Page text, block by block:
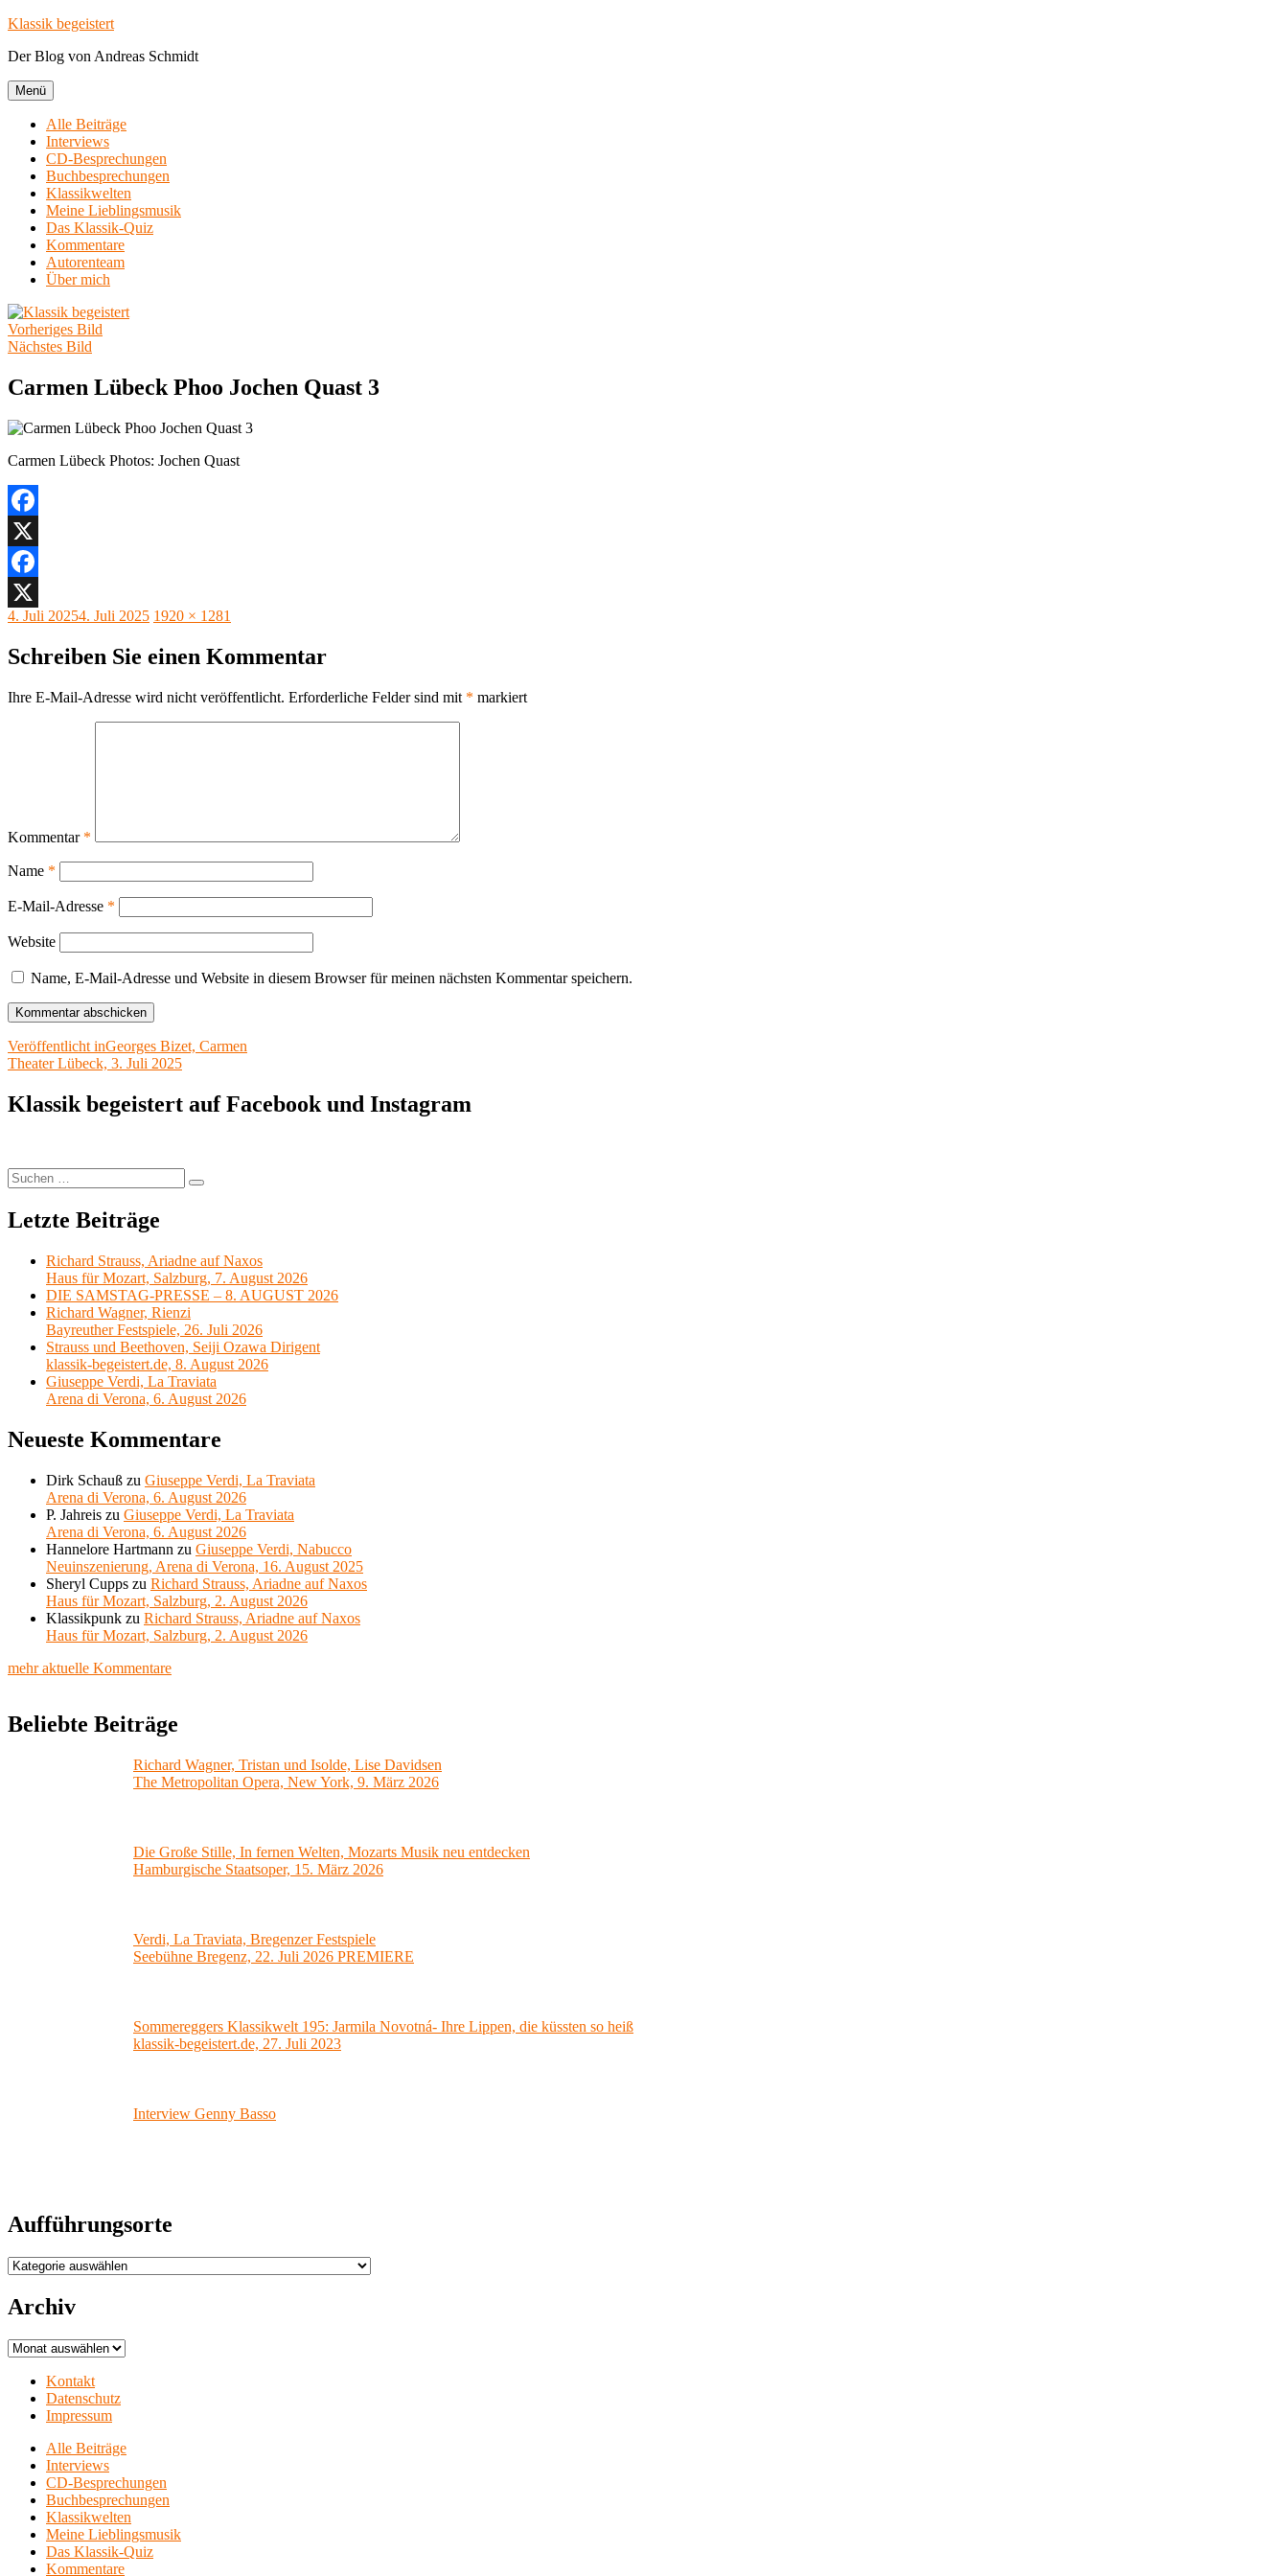
Zum
springen
Klassik begeistert
Der Blog von Andreas Schmidt
Menü
Alle Beiträge
Interviews
CD-Besprechungen
Buchbesprechungen
Klassikwelten
Meine Lieblingsmusik
Das Klassik-Quiz
Kommentare
Autorenteam
Über mich
Vorheriges Bild
Nächstes Bild
Carmen Lübeck Phoo Jochen Quast 3
Carmen Lübeck Photos: Jochen Quast
Facebook
X
Facebook
X
Veröffentlicht
4. Juli 20254. Juli 2025 Originalgröße
1920 × 1281
Schreiben Sie einen Kommentar
Ihre E-Mail-Adresse wird nicht veröffentlicht. Erforderliche Felder sind mit * markiert
Kommentar *
Name *
E-Mail-Adresse *
Website
Name, E-Mail-Adresse und Website in diesem Browser für meinen nächsten Kommentar speichern.
Beitragsnavigation
Veröffentlicht inGeorges Bizet, Carmen
Theater Lübeck, 3. Juli 2025
Klassik begeistert auf Facebook und Instagram
Suchen
nach:
Suchen
Letzte Beiträge
Richard Strauss, Ariadne auf Naxos
Haus für Mozart, Salzburg, 7. August 2026
DIE SAMSTAG-PRESSE – 8. AUGUST 2026
Richard Wagner, Rienzi
Bayreuther Festspiele, 26. Juli 2026
Strauss und Beethoven, Seiji Ozawa Dirigent
klassik-begeistert.de, 8. August 2026
Giuseppe Verdi, La Traviata
Arena di Verona, 6. August 2026
Neueste Kommentare
Dirk Schauß zu Giuseppe Verdi, La Traviata
Arena di Verona, 6. August 2026
P. Jahreis zu Giuseppe Verdi, La Traviata
Arena di Verona, 6. August 2026
Hannelore Hartmann zu Giuseppe Verdi, Nabucco
Neuinszenierung, Arena di Verona, 16. August 2025
Sheryl Cupps zu Richard Strauss, Ariadne auf Naxos
Haus für Mozart, Salzburg, 2. August 2026
Klassikpunk zu Richard Strauss, Ariadne auf Naxos
Haus für Mozart, Salzburg, 2. August 2026
mehr aktuelle Kommentare
Beliebte Beiträge
Richard Wagner, Tristan und Isolde, Lise Davidsen
The Metropolitan Opera, New York, 9. März 2026
Die Große Stille, In fernen Welten, Mozarts Musik neu entdecken
Hamburgische Staatsoper, 15. März 2026
Verdi, La Traviata, Bregenzer Festspiele
Seebühne Bregenz, 22. Juli 2026 PREMIERE
Sommereggers Klassikwelt 195: Jarmila Novotná- Ihre Lippen, die küssten so heiß
klassik-begeistert.de, 27. Juli 2023
Interview Genny Basso
Aufführungsorte
Aufführungsorte
Archiv
Archiv
Kontakt
Datenschutz
Impressum
Alle Beiträge
Interviews
CD-Besprechungen
Buchbesprechungen
Klassikwelten
Meine Lieblingsmusik
Das Klassik-Quiz
Kommentare